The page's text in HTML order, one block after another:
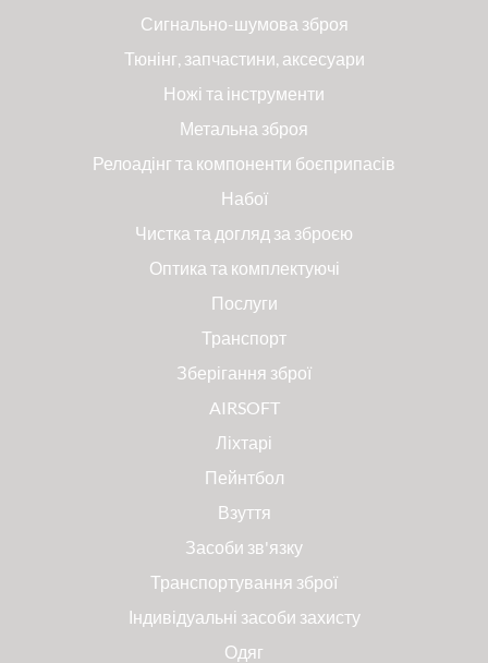
Сигнально-шумова зброя
Тюнінг, запчастини, аксесуари
Ножі та інструменти
Метальна зброя
Релоадінг та компоненти боєприпасів
Набої
Чистка та догляд за зброєю
Оптика та комплектуючі
Послуги
Транспорт
Зберігання зброї
AIRSOFT
Ліхтарі
Пейнтбол
Взуття
Засоби зв'язку
Транспортування зброї
Індивідуальні засоби захисту
Одяг